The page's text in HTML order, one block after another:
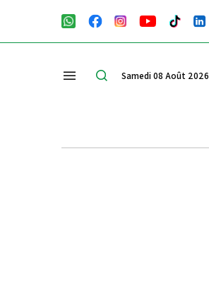
Samedi 08 Août 2026